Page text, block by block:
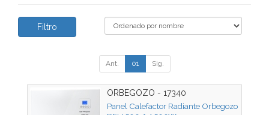
Filtro
Ant. 01 Sig.
ORBEGOZO - 17340
Panel Calefactor Radiante Orbegozo